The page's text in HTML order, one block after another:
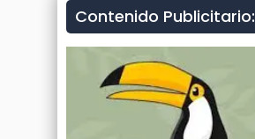
Contenido Publicitario: